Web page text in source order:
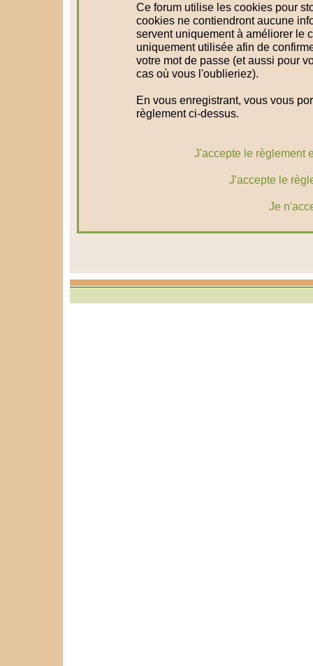
Ce forum utilise les cookies pour
cookies ne contiendront aucune
servent uniquement à améliorer le
uniquement utilisée afin de
votre mot de passe (et aussi pour
cas où vous l'oublieriez).
En vous enregistrant, vous vous
règlement ci-dessus.
J'accepte le règlement
J'accepte le
Je